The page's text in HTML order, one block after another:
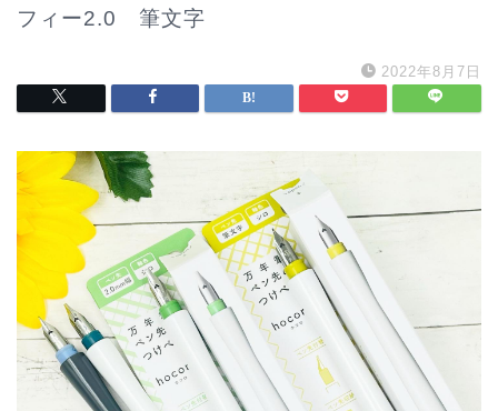
フィー2.0 筆文字
2022年8月7日